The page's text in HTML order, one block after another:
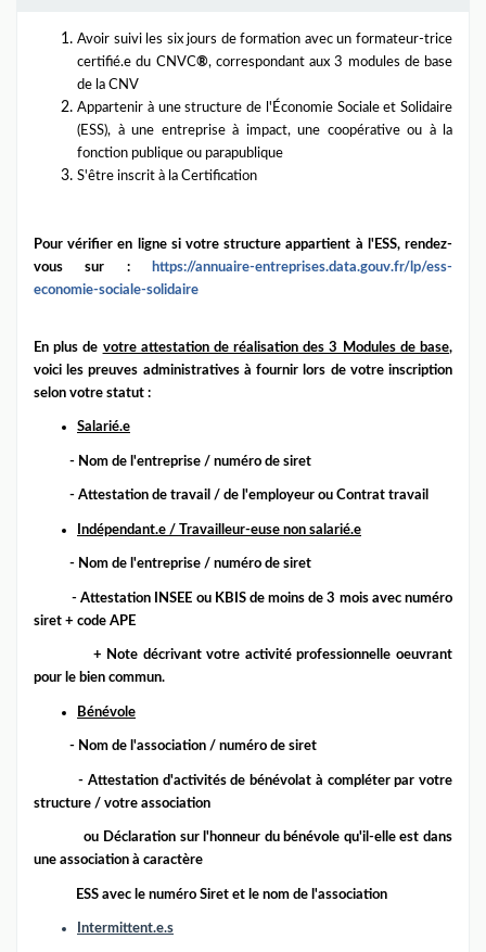
Avoir suivi les six jours de formation avec un formateur-trice
certifié.e du CNVC®, correspondant aux 3 modules de base
de la CNV
Appartenir à une structure de l'Économie Sociale et Solidaire
(ESS), à une entreprise à impact, une coopérative ou à la
fonction publique ou parapublique
S'être inscrit à la Certification
Pour vérifier en ligne si votre structure appartient à l'ESS, rendez-
vous sur :https://annuaire-entreprises.data.gouv.fr/lp/ess-
economie-sociale-solidaire
En plus de votre attestation de réalisation des 3 Modules de base,
voici les preuves administratives à fournir lors de votre inscription
selon votre statut :
Salarié.e
- Nom de l'entreprise / numéro de siret
- Attestation de travail / de l'employeur ou Contrat travail
Indépendant.e / Travailleur-euse non salarié.e
- Nom de l'entreprise / numéro de siret
- Attestation INSEE ou KBIS de moins de 3 mois avec numéro
siret + code APE
+ Note décrivant votre activité professionnelleoeuvrant
pour le bien commun.
Bénévole
- Nom de l'association / numéro de siret
- Attestation d'activités de bénévolat à compléter par votre
structure / votre association
ou Déclaration sur l'honneur du bénévole qu'il-elle est dans
une association à caractère
ESS avec le numéro Siret et le nom de l'association
Intermittent.e.s